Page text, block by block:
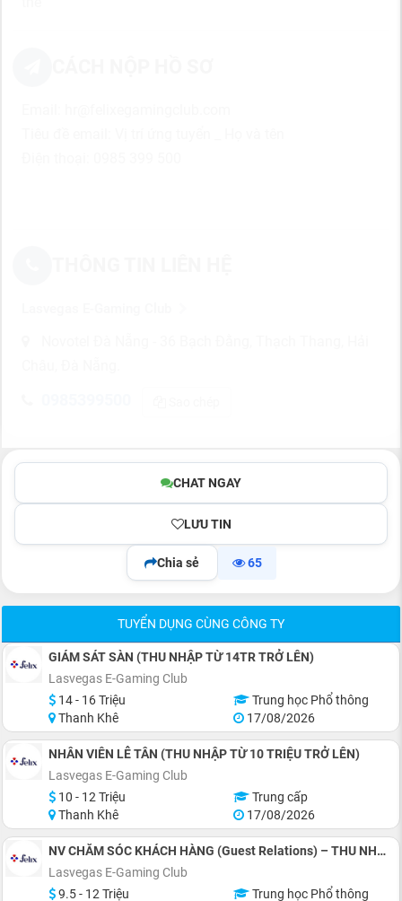
CHAT NGAY
LƯU TIN
Chia sẻ 65
TUYỂN DỤNG CÙNG CÔNG TY
GIÁM SÁT SÀN (THU NHẬP TỪ 14TR TRỞ LÊN)
Lasvegas E-Gaming Club
14 - 16 Triệu
Trung học Phổ thông
Thanh Khê
17/08/2026
NHÂN VIÊN LỄ TÂN (THU NHẬP TỪ 10 TRIỆU TRỞ LÊN)
Lasvegas E-Gaming Club
10 - 12 Triệu
Trung cấp
Thanh Khê
17/08/2026
NV CHĂM SÓC KHÁCH HÀNG (Guest Relations) – THU NHẬP TỪ 9,5 TRIỆU TRỞ LÊN
Lasvegas E-Gaming Club
9.5 - 12 Triệu
Trung học Phổ thông